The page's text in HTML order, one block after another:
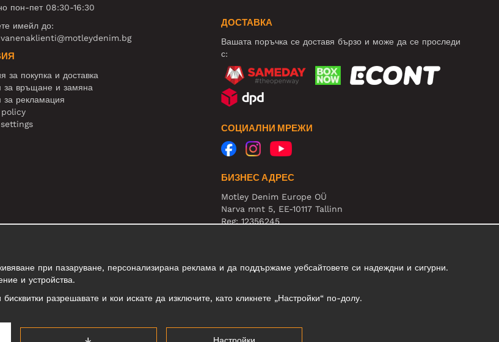
пон-пет 08:30-16:30
имейл до:
за покупка и доставка
за връщане и замяна
за рекламация
ДОСТАВКА
Вашата поръчка се доставя бързо и може да се проследи
с:
СОЦИАЛНИ МРЕЖИ
БИЗНЕС АДРЕС
Motley Denim Europe OÜ
Narva mnt 5, EE-10117 Tallinn
Reg: 12356245
при пазаруване, персонализирана реклама и да поддържаме уебсайтовете си надеждни и сигурни.
и устройства.
разрешавате и кои искате да изключите, като кликнете „Настройки“ по-долу.